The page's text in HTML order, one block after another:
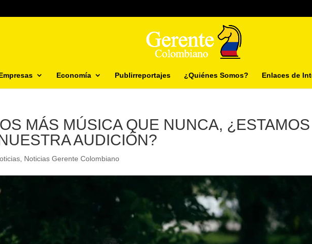
Economía Publirreportajes ¿Quiénes Somos? Enlaces de
MÁS MÚSICA QUE NUNCA, ¿ESTAMOS
AUDICIÓN?
Noticias Gerente Colombiano